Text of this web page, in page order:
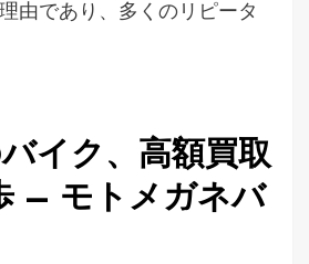
由であり、多くのリピータ
イク、高額買取
– モトメガネバ